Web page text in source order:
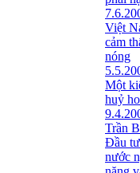
Việt
cảm
nóng
Một
huỷ
Trần
Đầu
nước